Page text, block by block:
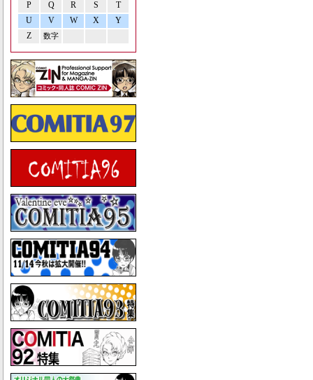
P Q R S
T
U
V W X
Y
Z
数字